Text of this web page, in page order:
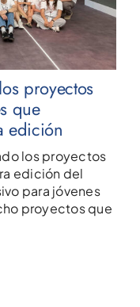
proyectos
que
edición
los proyectos
edición del
para jóvenes
proyectos que